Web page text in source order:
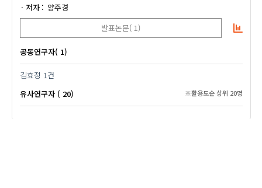
저자
양주경
발표논문( 1)
공동연구자( 1)
김효정 1건
유사연구자 ( 20)
※활용도순 상위 20명